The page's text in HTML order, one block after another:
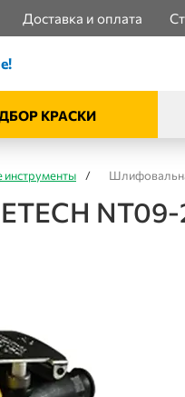
Доставка и оплата
КРАСКИ
/